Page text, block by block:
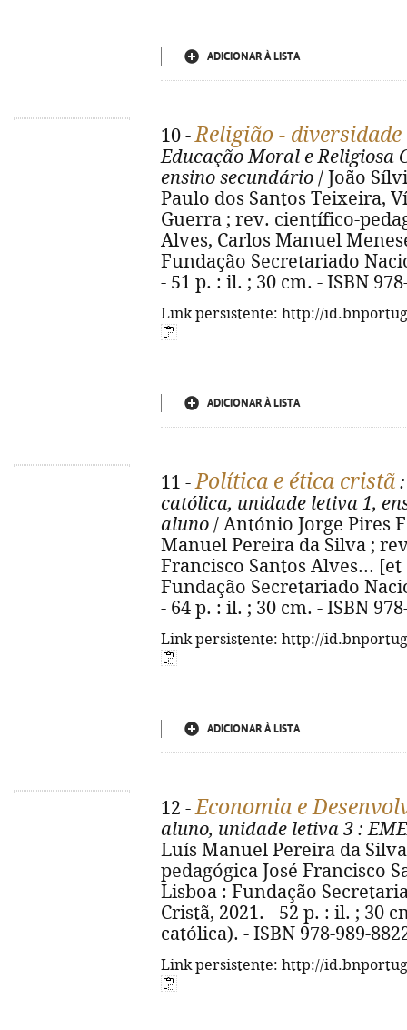
ADICIONAR À LISTA
10 -Religião -
Educação Moral e Religiosa
ensino secundário / João
Paulo dos Santos Teixeira,
Guerra ; rev. científico-
Alves, Carlos Manuel
Fundação Secretariado
- 51 p. : il. ; 30 cm. - ISBN
Link persistente: http://
ADICIONAR À LISTA
11 -Política e ética cristã
católica, unidade letiva 1,
aluno / António Jorge Pires
Manuel Pereira da Silva ;
Francisco Santos Alves... [et
Fundação Secretariado
- 64 p. : il. ; 30 cm. - ISBN
Link persistente: http://
ADICIONAR À LISTA
12 -Economia e
aluno, unidade letiva 3 :
Luís Manuel Pereira da
pedagógica José Francisco
Lisboa : Fundação
Cristã, 2021. - 52 p. : il. ; 30
católica). - ISBN 978-989-
Link persistente: http://